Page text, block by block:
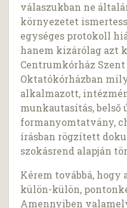
válaszukban ne
környezetet
egységes protokoll
hanem kizárólag azt
Centrumkórház
Oktatókórházban
alkalmazott,
munkautasítás, belső
formanyomtatvány,
írásban rögzített
szokásrend alapján
Kérem továbbá, hogy
külön-külön,
Amennyiben